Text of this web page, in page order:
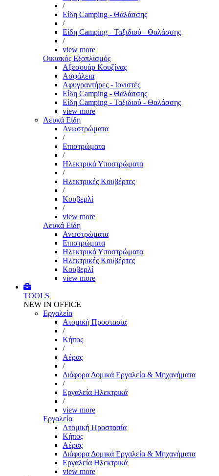
/
Είδη Camping - Θαλάσσης
/
Είδη Camping - Ταξιδιού - Θαλάσσης
/
view more
Οικιακός Εξοπλισμός
Αξεσουάρ Κουζίνας
Ασφάλεια
Αφυγραντήρες - Ιονιστές
Είδη Camping - Θαλάσσης
Είδη Camping - Ταξιδιού - Θαλάσσης
view more
Λευκά Είδη
Ανωστρώματα
/
Επιστρώματα
/
Ηλεκτρικά Υποστρώματα
/
Ηλεκτρικές Κουβέρτες
/
Κουβερλί
/
view more
Λευκά Είδη
Ανωστρώματα
Επιστρώματα
Ηλεκτρικά Υποστρώματα
Ηλεκτρικές Κουβέρτες
Κουβερλί
view more
TOOLS
NEW IN OFFICE
Εργαλεία
Aτομική Προστασία
/
Kήπος
/
Αέρας
/
Διάφορα Δομικά Εργαλεία & Μηχανήματα
/
Εργαλεία Ηλεκτρικά
/
view more
Εργαλεία
Aτομική Προστασία
Kήπος
Αέρας
Διάφορα Δομικά Εργαλεία & Μηχανήματα
Εργαλεία Ηλεκτρικά
view more